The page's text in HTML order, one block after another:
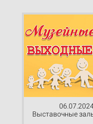
Выставочные